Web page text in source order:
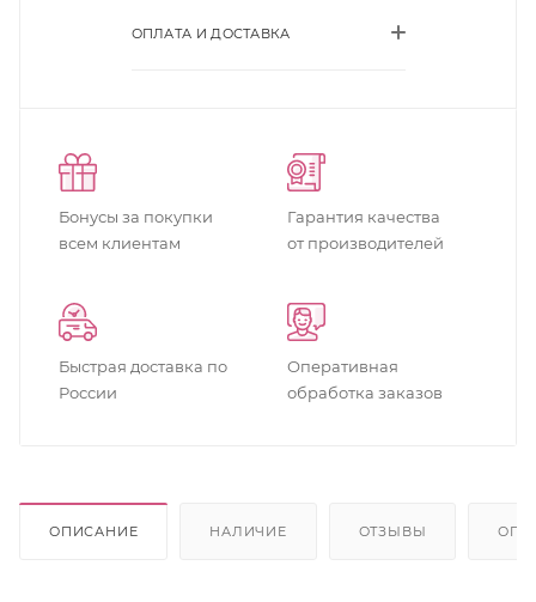
ОПЛАТА И ДОСТАВКА
Бонусы за покупки
всем клиентам
Гарантия качества
от производителей
Быстрая доставка по
России
Оперативная
обработка заказов
ОПИСАНИЕ НАЛИЧИЕ ОТЗЫВЫ